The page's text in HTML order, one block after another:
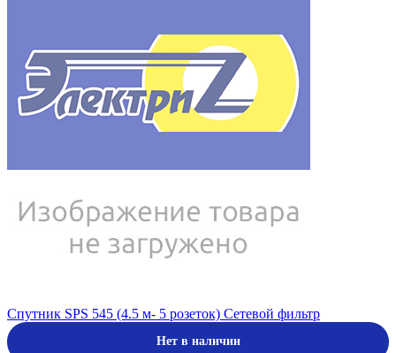
Спутник SPS 545 (4.5 м- 5 розеток) Сетевой фильтр
Нет в наличии